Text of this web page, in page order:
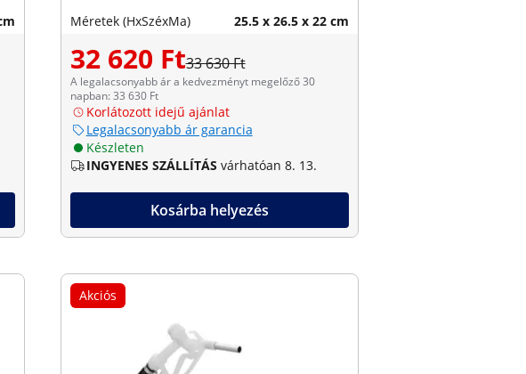
Méretek (HxSzéxMa) 25.5 x 26.5 x 22 cm
32 620 Ft33 630 Ft
A legalacsonyabb ár a kedvezményt megelőző 30
napban: 33 630 Ft
Korlátozott idejű ajánlat
Legalacsonyabb ár garancia
Készleten
INGYENES SZÁLLÍTÁS várhatóan 8. 13.
Kosárba helyezés
Akciós